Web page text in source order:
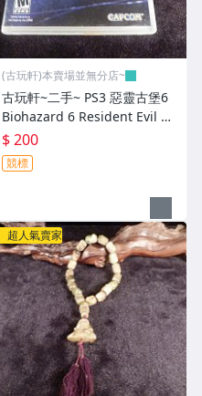
(古玩軒)本賣場並無分店~
古玩軒~二手~ PS3 惡靈古堡6
Biohazard 6 Resident Evil 6
-英文~GGG100
$ 200
競標
超人氣賣家